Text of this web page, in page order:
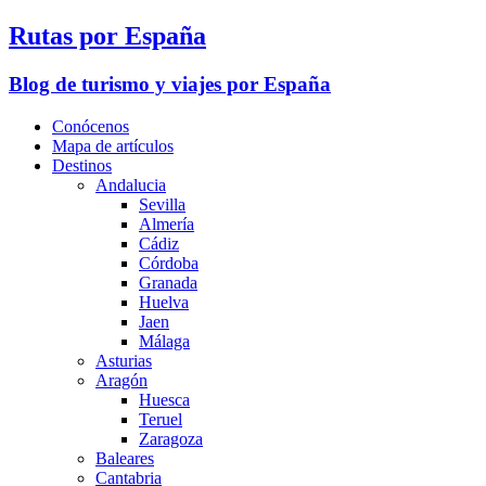
Rutas por España
Blog de turismo y viajes por España
Conócenos
Mapa de artículos
Destinos
Andalucia
Sevilla
Almería
Cádiz
Córdoba
Granada
Huelva
Jaen
Málaga
Asturias
Aragón
Huesca
Teruel
Zaragoza
Baleares
Cantabria